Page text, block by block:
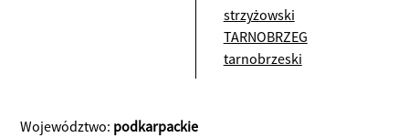
strzyżowski
TARNOBRZEG
tarnobrzeski
Województwo: podkarpackie